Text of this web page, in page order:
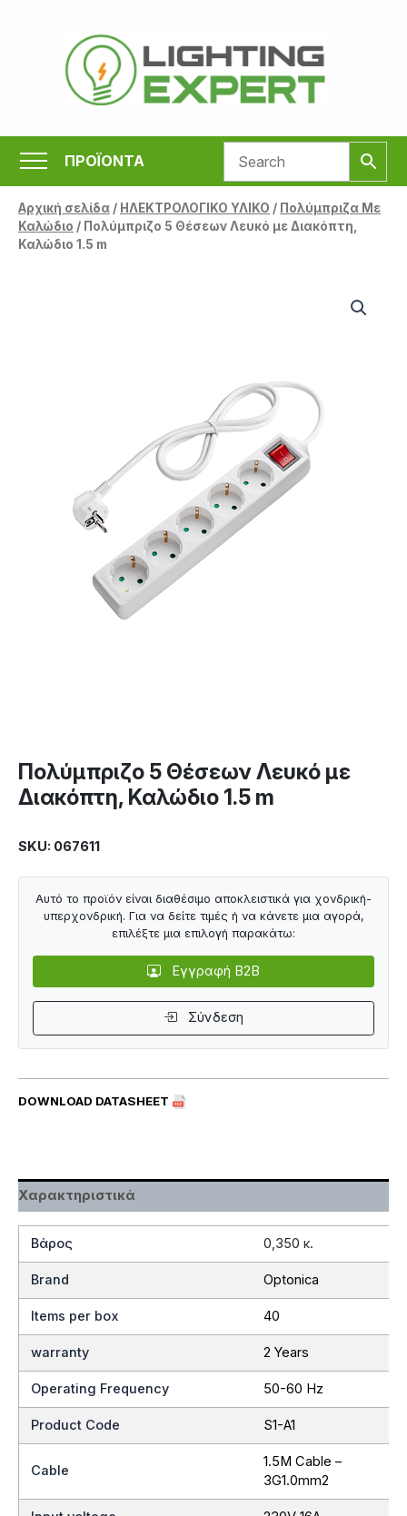
περιεχόμενο
ΠΡΟΪΟΝΤΑ
Αρχική σελίδα/ ΗΛΕΚΤΡΟΛΟΓΙΚΟ ΥΛΙΚΟ / Πολύμπριζα Με
Καλώδιο / Πολύμπριζο 5 Θέσεων Λευκό με Διακόπτη,
Καλώδιο 1.5 m
Πολύμπριζο 5 Θέσεων Λευκό με
Διακόπτη, Καλώδιο 1.5 m
SKU: 067611
DOWNLOAD DATASHEET
Αυτό το προϊόν είναι διαθέσιμο αποκλειστικά για χονδρική-
υπερχονδρική. Για να δείτε τιμές ή να κάνετε μια αγορά,
επιλέξτε μια επιλογή παρακάτω:
Εγγραφή B2B
Σύνδεση
Χαρακτηριστικά
Βάρος 0,350 κ.
Brand Optonica
Items per box 40
warranty 2 Years
Operating Frequency 50-60 Hz
Product Code S1-A1
Cable
1.5M Cable –
3G1.0mm2